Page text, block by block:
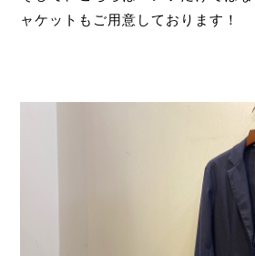
ャケットもご用意しております！